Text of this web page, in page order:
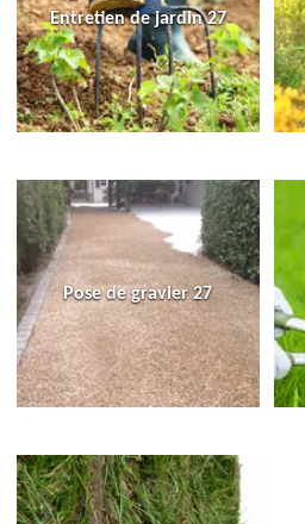
Entretien de jardin 27
Pose de gravier 27